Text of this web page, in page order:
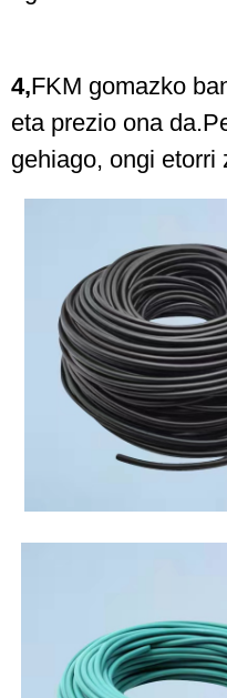
4,FKM gomazko
eta prezio ona
gehiago, ongi etorri